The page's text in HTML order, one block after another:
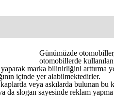
Günümüzde
otomobillerde
marka bilinirliğini arttırma
içinde yer alabilmektedirler.
veya askılarda bulunan bu
slogan sayesinde reklam yapma